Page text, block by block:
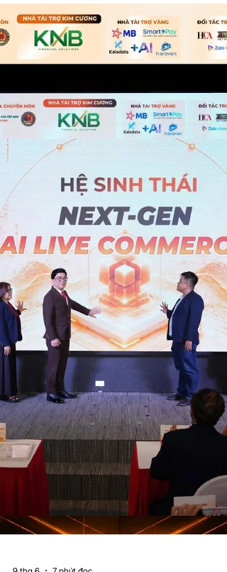
công, ghi nhận sự đồng hành của CÔNG TY TNHH
GIẢI PHÁP CÔNG NGHỆ KIM NGUYÊN BẢO trong
trò nhà tài trợ Kim Cương NEXT-GEN AI LIVE